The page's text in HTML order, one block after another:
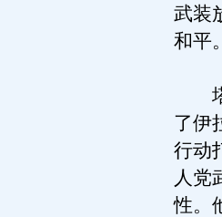
武装
和平
塔
了伊
行动
人党
性。